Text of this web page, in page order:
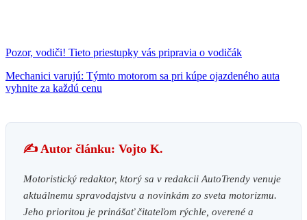
Pozor, vodiči! Tieto priestupky vás pripravia o vodičák
Mechanici varujú: Týmto motorom sa pri kúpe ojazdeného auta
vyhnite za každú cenu
✍️ Autor článku: Vojto K.
Motoristický redaktor, ktorý sa v redakcii AutoTrendy venuje
aktuálnemu spravodajstvu a novinkám zo sveta motorizmu.
Jeho prioritou je prinášať čitateľom rýchle, overené a